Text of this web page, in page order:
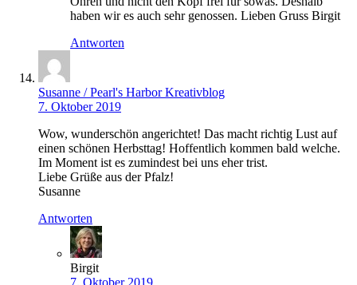
haben wir es auch sehr genossen. Lieben Gruss Birgit
Antworten
Susanne / Pearl's Harbor Kreativblog
7. Oktober 2019
Wow, wunderschön angerichtet! Das macht richtig Lust auf
einen schönen Herbsttag! Hoffentlich kommen bald welche.
Im Moment ist es zumindest bei uns eher trist.
Liebe Grüße aus der Pfalz!
Susanne
Antworten
Birgit